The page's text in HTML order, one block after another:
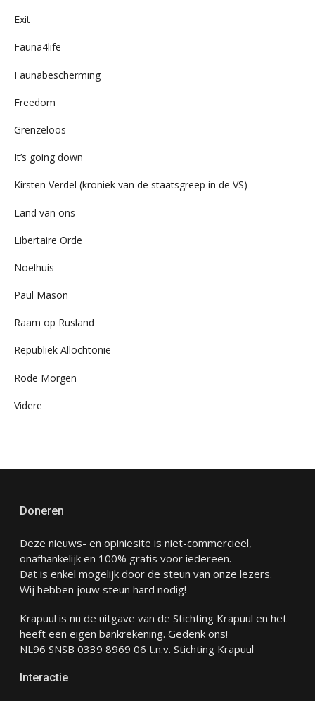
Exit
Fauna4life
Faunabescherming
Freedom
Grenzeloos
It’s going down
Kirsten Verdel (kroniek van de staatsgreep in de VS)
Land van ons
Libertaire Orde
Noelhuis
Paul Mason
Raam op Rusland
Republiek Allochtonië
Rode Morgen
Videre
Doneren
Deze nieuws- en opiniesite is niet-commercieel,
onafhankelijk en 100% gratis voor iedereen.
Dat is enkel mogelijk door de steun van onze lezers.
Wij hebben jouw steun hard nodig!
Krapuul is nu de uitgave van de Stichting Krapuul en het
heeft een eigen bankrekening. Gedenk ons!
NL96 SNSB 0339 8969 06 t.n.v. Stichting Krapuul
Interactie